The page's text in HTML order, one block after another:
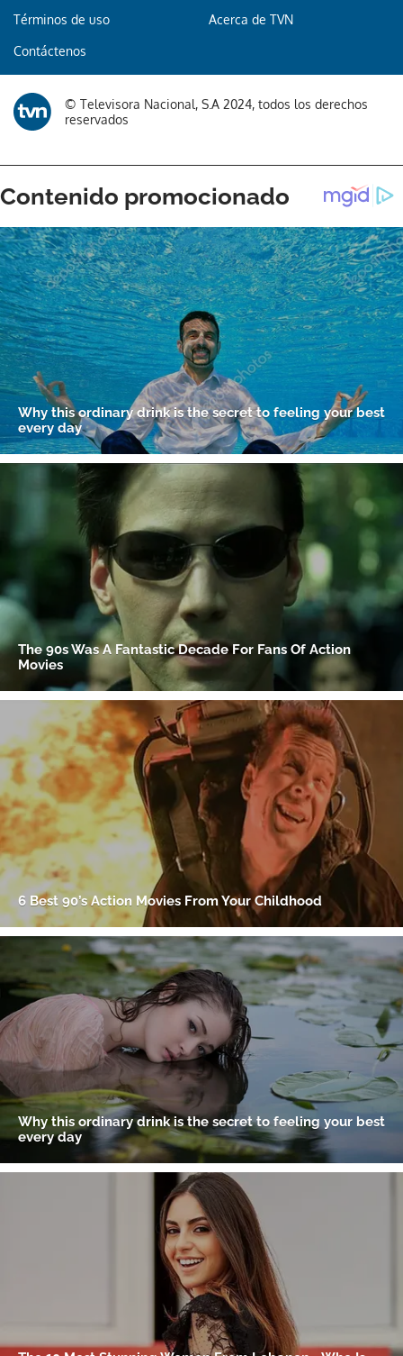
Términos de uso Acerca de TVN
Contáctenos
© Televisora Nacional, S.A 2024, todos los derechos
reservados